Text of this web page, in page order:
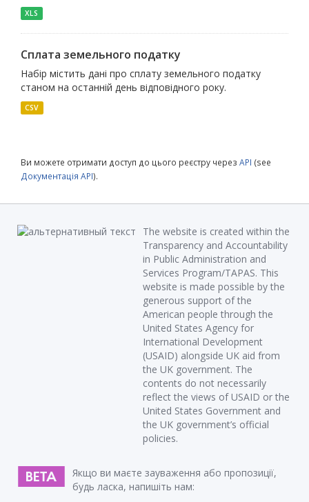
XLS
Сплата земельного податку
Набір містить дані про сплату земельного податку
станом на останній день відповідного року.
CSV
Ви можете отримати доступ до цього реєстру через API (see
Документація API).
The website is created within the
Transparency and Accountability
in Public Administration and
Services Program/TAPAS. This
website is made possible by the
generous support of the
American people through the
United States Agency for
International Development
(USAID) alongside UK aid from
the UK government. The
contents do not necessarily
reflect the views of USAID or the
United States Government and
the UK government’s official
policies.
Якщо ви маєте зауваження або пропозиції,
будь ласка, напишіть нам: